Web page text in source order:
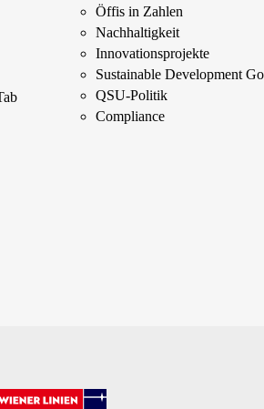
Öffis in Zahlen
Nachhaltigkeit
Innovations­projekte
Sustainable Development
QSU-Politik
Compliance